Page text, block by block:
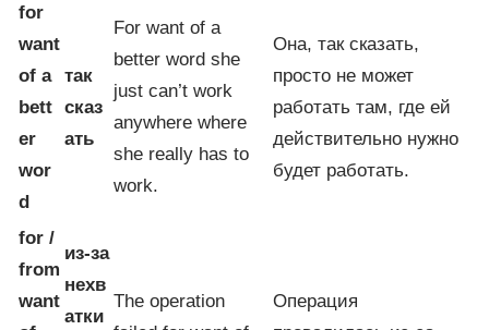
for
want
of a
bett
er
wor
d
так
сказ
ать
For want of a
better word she
just can’t work
anywhere where
she really has to
work.
Она, так сказать,
просто не может
работать там, где ей
действительно нужно
будет работать.
for /
from
want
из-за
нехв
атки
The operation
Операция